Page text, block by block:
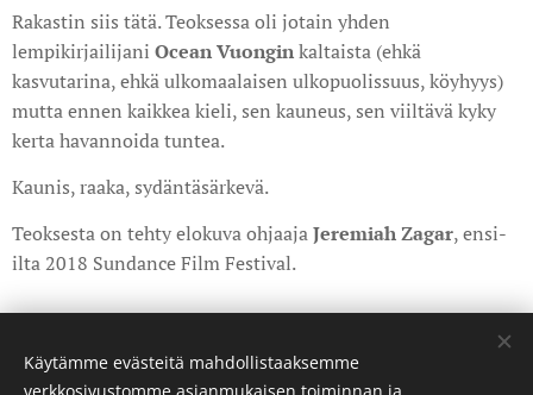
Rakastin siis tätä. Teoksessa oli jotain yhden
lempikirjailijani OceanVuonginkaltaista (ehkä
kasvutarina, ehkä ulkomaalaisen ulkopuolissuus, köyhyys)
mutta ennen kaikkea kieli, sen kauneus, sen viiltävä kyky
kerta havannoida tuntea.
Kaunis, raaka, sydäntäsärkevä.
Teoksesta on tehty elokuva ohjaajaJeremiah Zagar, ensi-
ilta 2018 Sundance Film Festival.
Share
Käytämme evästeitä mahdollistaaksemme